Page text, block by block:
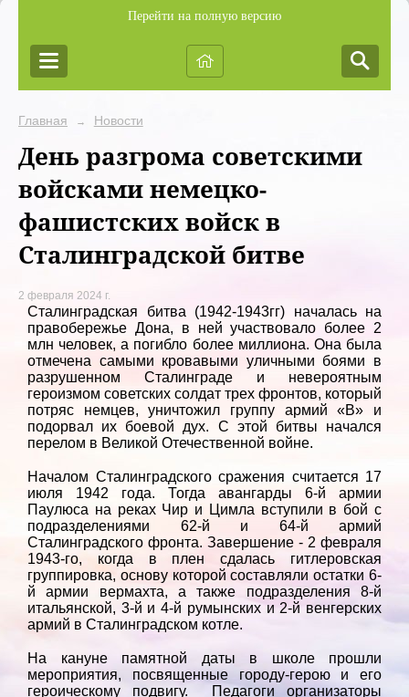
Перейти на полную версию
Главная → Новости
День разгрома советскими
войсками немецко-
фашистских войск в
Сталинградской битве
2 февраля 2024 г.
Сталинградская битва (1942-1943гг) началась на
правобережье Дона, в ней участвовало более 2
млн человек, а погибло более миллиона. Она была
отмечена самыми кровавыми уличными боями в
разрушенном Сталинграде и невероятным
героизмом советских солдат трех фронтов, который
потряс немцев, уничтожил группу армий «В» и
подорвал их боевой дух. С этой битвы начался
перелом в Великой Отечественной войне.
Началом Сталинградского сражения считается 17
июля 1942 года. Тогда авангарды 6-й армии
Паулюса на реках Чир и Цимла вступили в бой с
подразделениями 62-й и 64-й армий
Сталинградского фронта. Завершение - 2 февраля
1943-го, когда в плен сдалась гитлеровская
группировка, основу которой составляли остатки 6-
й армии вермахта, а также подразделения 8-й
итальянской, 3-й и 4-й румынских и 2-й венгерских
армий в Сталинградском котле.
На кануне памятной даты в школе прошли
мероприятия, посвященные городу-герою и его
героическому подвигу. Педагоги организаторы